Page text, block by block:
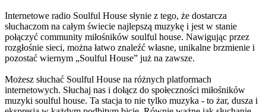
Internetowe radio Soulful House słynie z tego, że dostarcza
słuchaczom na całym świecie najlepszą muzykę i jest w stanie
połączyć community miłośników soulful house. Nawigując przez
rozgłośnie sieci, można łatwo znaleźć własne, unikalne brzmienie i
pozostać wiernym „Soulful House” już na zawsze.
Możesz słuchać Soulful House na różnych platformach
internetowych. Słuchaj nas i dołącz do społeczności miłośników
muzyki soulful house. Ta stacja to nie tylko muzyka - to żar, dusza i